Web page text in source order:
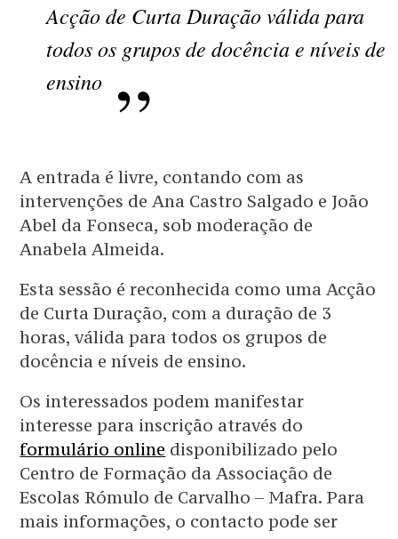
Acção de Curta Duração válida para
todos os grupos de docência e níveis de
ensino
A entrada é livre, contando com as
intervenções de Ana Castro Salgado e João
Abel da Fonseca, sob moderação de
Anabela Almeida.
Esta sessão é reconhecida como uma Acção
de Curta Duração, com a duração de 3
horas, válida para todos os grupos de
docência e níveis de ensino.
Os interessados podem manifestar
interesse para inscrição através do
formulário online disponibilizado pelo
Centro de Formação da Associação de
Escolas Rómulo de Carvalho – Mafra. Para
mais informações, o contacto pode ser